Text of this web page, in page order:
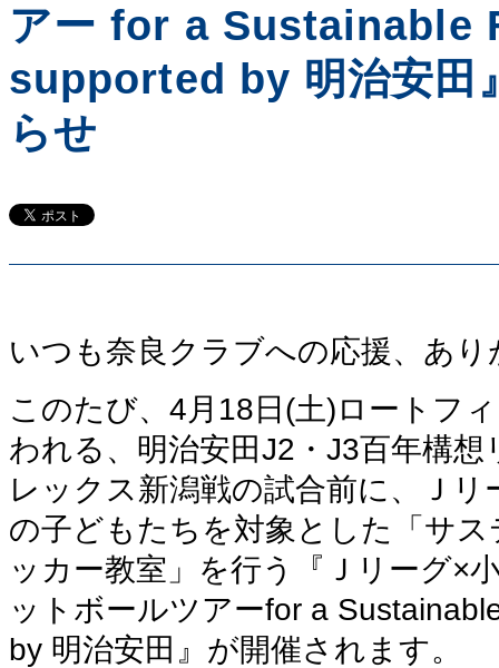
アー for a Sustainable
supported by 明治安田
らせ
いつも奈良クラブへの応援、あ
このたび、4月18日(土)ロートフ
われる、明治安田J2・J3百年構
レックス新潟戦の試合前に、Ｊリ
の子どもたちを対象とした「サ
ッカー教室」を行う『Ｊリーグ×
ットボールツアーfor a
by 明治安田』が開催されます。